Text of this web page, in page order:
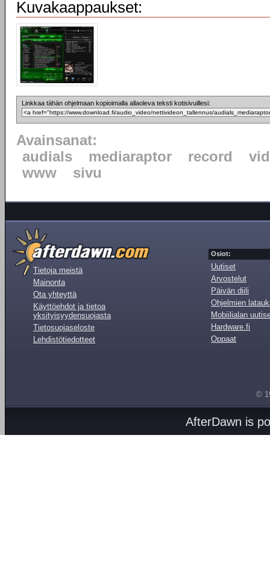
Kuvakaappaukset:
Linkkaa tähän ohjelmaan kopioimalla allaoleva teksti kotisivuillesi:
Avainsanat:
audials
mediaraptor record
www
sivu
Tietoja meistä
Mainonta
Ota yhteyttä
Käyttöehdot ja tietoa
yksityisyydensuojasta
Tietosuojaseloste
Lehdistötiedotteet
Osiot:
Uutiset
Arvostelut
Päivän diili
Ohjelmien
Mobiilialan
Hardware.fi
Oppaat
©
AfterDawn is